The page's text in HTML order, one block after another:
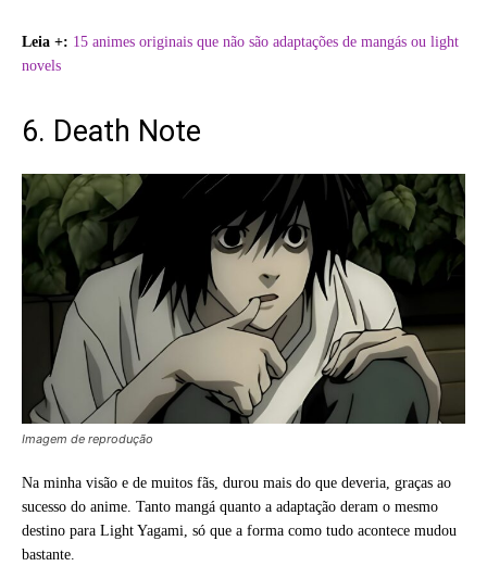
Leia +: 15 animes originais que não são adaptações de mangás ou light
novels
6. Death Note
Imagem de reprodução
Na minha visão e de muitos fãs, durou mais do que deveria, graças ao
sucesso do anime. Tanto mangá quanto a adaptação deram o mesmo
destino para Light Yagami, só que a forma como tudo acontece mudou
bastante.